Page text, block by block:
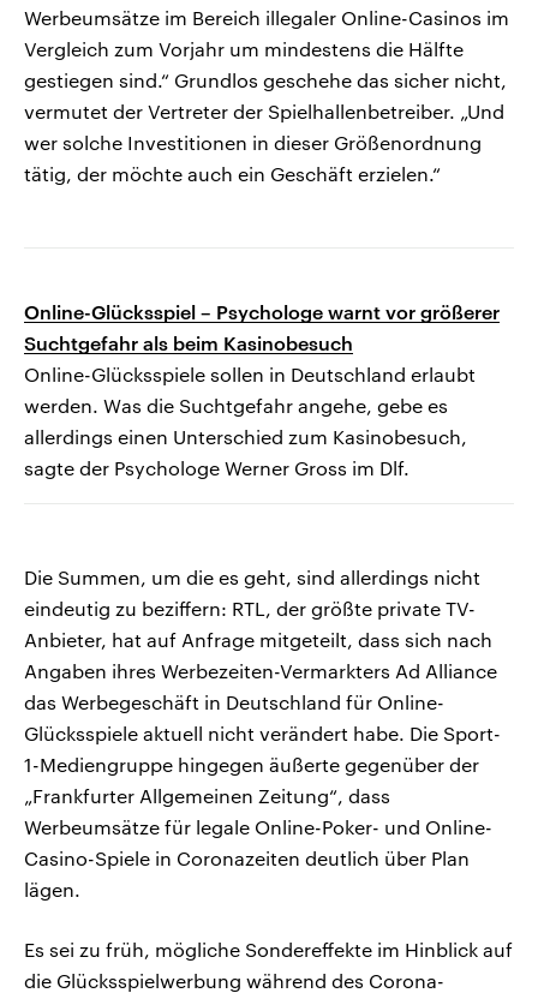
Werbeumsätze im Bereich illegaler Online-Casinos im
Vergleich zum Vorjahr um mindestens die Hälfte
gestiegen sind.“ Grundlos geschehe das sicher nicht,
vermutet der Vertreter der Spielhallenbetreiber. „Und
wer solche Investitionen in dieser Größenordnung
tätig, der möchte auch ein Geschäft erzielen.“
Online-Glücksspiel – Psychologe warnt vor größerer
Suchtgefahr als beim Kasinobesuch
Online-Glücksspiele sollen in Deutschland erlaubt
werden. Was die Suchtgefahr angehe, gebe es
allerdings einen Unterschied zum Kasinobesuch,
sagte der Psychologe Werner Gross im Dlf.
Die Summen, um die es geht, sind allerdings nicht
eindeutig zu beziffern: RTL, der größte private TV-
Anbieter, hat auf Anfrage mitgeteilt, dass sich nach
Angaben ihres Werbezeiten-Vermarkters Ad Alliance
das Werbegeschäft in Deutschland für Online-
Glücksspiele aktuell nicht verändert habe. Die Sport-
1-Mediengruppe hingegen äußerte gegenüber der
„Frankfurter Allgemeinen Zeitung“, dass
Werbeumsätze für legale Online-Poker- und Online-
Casino-Spiele in Coronazeiten deutlich über Plan
lägen.
Es sei zu früh, mögliche Sondereffekte im Hinblick auf
die Glücksspielwerbung während des Corona-